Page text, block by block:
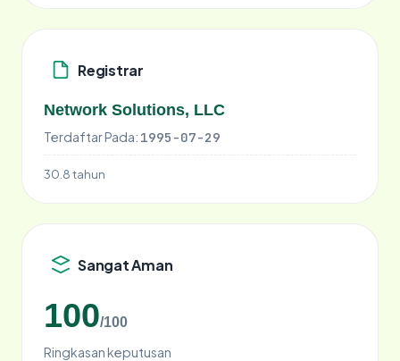
Registrar
Network Solutions, LLC
Terdaftar Pada: 1995-07-29
30.8 tahun
Sangat Aman
100/100
Ringkasan keputusan